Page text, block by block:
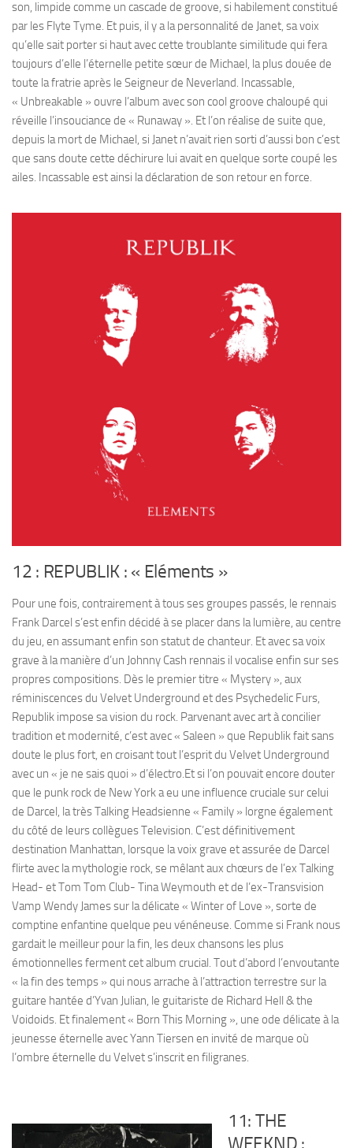
son, limpide comme un cascade de groove, si habilement constitué
par les Flyte Tyme. Et puis, il y a la personnalité de Janet, sa voix
qu’elle sait porter si haut avec cette troublante similitude qui fera
toujours d’elle l’éternelle petite sœur de Michael, la plus douée de
toute la fratrie après le Seigneur de Neverland. Incassable,
« Unbreakable » ouvre l’album avec son cool groove chaloupé qui
réveille l’insouciance de « Runaway ». Et l’on réalise de suite que,
depuis la mort de Michael, si Janet n’avait rien sorti d’aussi bon c’est
que sans doute cette déchirure lui avait en quelque sorte coupé les
ailes. Incassable est ainsi la déclaration de son retour en force.
12 : REPUBLIK : « Eléments »
Pour une fois, contrairement à tous ses groupes passés, le rennais
Frank Darcel s’est enfin décidé à se placer dans la lumière, au centre
du jeu, en assumant enfin son statut de chanteur. Et avec sa voix
grave à la manière d’un Johnny Cash rennais il vocalise enfin sur ses
propres compositions. Dès le premier titre « Mystery », aux
réminiscences du Velvet Underground et des Psychedelic Furs,
Republik impose sa vision du rock. Parvenant avec art à concilier
tradition et modernité, c’est avec « Saleen » que Republik fait sans
doute le plus fort, en croisant tout l’esprit du Velvet Underground
avec un « je ne sais quoi » d’électro.Et si l’on pouvait encore douter
que le punk rock de New York a eu une influence cruciale sur celui
de Darcel, la très Talking Headsienne « Family » lorgne également
du côté de leurs collègues Television. C’est définitivement
destination Manhattan, lorsque la voix grave et assurée de Darcel
flirte avec la mythologie rock, se mêlant aux chœurs de l’ex Talking
Head- et Tom Tom Club- Tina Weymouth et de l’ex-Transvision
Vamp Wendy James sur la délicate « Winter of Love », sorte de
comptine enfantine quelque peu vénéneuse. Comme si Frank nous
gardait le meilleur pour la fin, les deux chansons les plus
émotionnelles ferment cet album crucial. Tout d’abord l’envoutante
« la fin des temps » qui nous arrache à l’attraction terrestre sur la
guitare hantée d’Yvan Julian, le guitariste de Richard Hell & the
Voidoids. Et finalement « Born This Morning », une ode délicate à la
jeunesse éternelle avec Yann Tiersen en invité de marque où
l’ombre éternelle du Velvet s’inscrit en filigranes.
11: THE
WEEKND :